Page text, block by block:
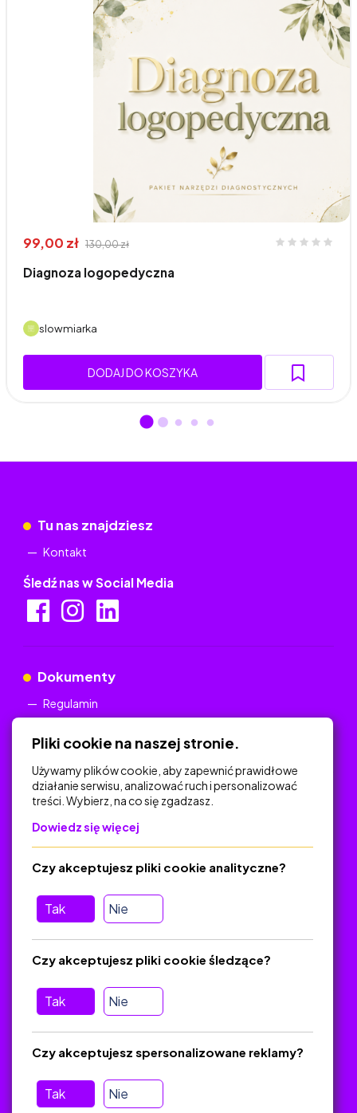
99,00 zł 130,00 zł
Diagnoza logopedyczna
slowmiarka
DODAJ DO KOSZYKA
Tu nas znajdziesz
Kontakt
Śledź nas w Social Media
Dokumenty
Regulamin
Na skróty
Polityka Prywatności
O platformie
Baza materiałów dydaktycznych
Jak zostać autorem
wiadomość nie trafiła do folderu SPAM)
Pliki cookie na naszej stronie.
Używamy plików cookie, aby zapewnić prawidłowe
działanie serwisu, analizować ruch i personalizować
treści. Wybierz, na co się zgadzasz.
Dowiedz się więcej
Tak Nie
Czy akceptujesz pliki cookie analityczne?
Tak Nie
Czy akceptujesz pliki cookie śledzące?
Tak Nie
Czy akceptujesz spersonalizowane reklamy?